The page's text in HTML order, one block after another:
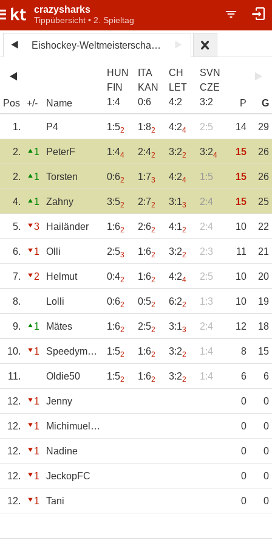
crazysharks
Tippübersicht • 2. Spieltag
Eishockey-Weltmeisterschaft 2026
Pos +/- Name
HUN
FIN
1:4
ITA
KAN
0:6
CH
LET
4:2
SVN
CZE
3:2 P G
1. P4 1:52 1:82 4:24 2:5 14 29
2. 1 PeterF 1:44 2:42 3:22 3:24 15 26
2. 1 Torsten 0:62 1:73 4:24 1:5 15 26
4. 1 Zahny 3:52 2:72 3:13 2:4 15 25
5. 3 Hailänder 1:62 2:62 4:12 2:4 10 22
6. 1 Olli 2:53 1:62 3:22 2:3 11 21
7. 2 Helmut 0:42 1:62 4:24 2:5 10 20
8. Lolli 0:62 0:52 6:22 1:3 10 19
9. 1 Mätes 1:62 2:52 3:13 2:4 12 18
10. 1 Speedymatsu 1:52 1:62 3:22 1:4 8 15
11. Oldie50 1:52 1:62 3:22 1:4 6 6
12. 1 Jenny 0 0
12. 1 Michimueller 0 0
12. 1 Nadine 0 0
12. 1 JeckopFC 0 0
12. 1 Tani 0 0